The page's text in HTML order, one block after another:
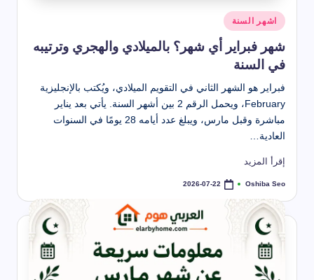
نُشر
في
اشهر السنة
شهر فبراير أي شهر؟ بالميلادي والهجري وترتيبه
في السنة
فبراير هو الشهر الثاني في التقويم الميلادي، ويُكتب بالإنجليزية
February، ويحمل الرقم 2 بين أشهر السنة. يأتي بعد يناير
مباشرة وقبل مارس، ويبلغ عدد أيامه 28 يومًا في السنوات
العادية…
إقرأ المزيد
تمّ
بواسطة
Oshiba Seo
2026-07-22